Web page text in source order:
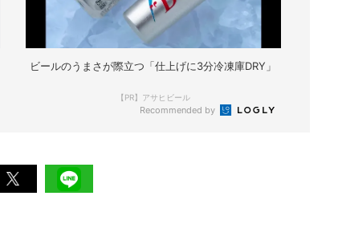
ビールのうまさが際立つ「仕上げに3分冷凍庫DRY」
【PR】アサヒビール
Recommended by